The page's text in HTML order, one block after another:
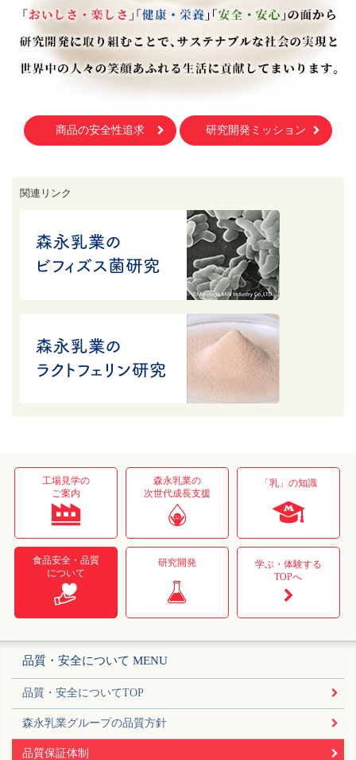
商品の安全性追求 研究開発ミッション
関連リンク
工場見学の
ご案内
森永乳業の
次世代成長支援
「乳」の知識
食品安全・品質
について
研究開発
学ぶ・体験する
TOPへ
品質・安全について MENU
品質・安全についてTOP
森永乳業グループの品質方針
品質保証体制